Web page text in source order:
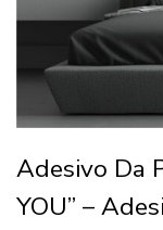
Adesivo Da
YOU” –